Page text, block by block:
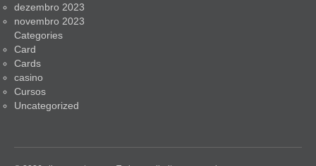
dezembro 2023
novembro 2023
Categories
Card
Cards
casino
Cursos
Uncategorized